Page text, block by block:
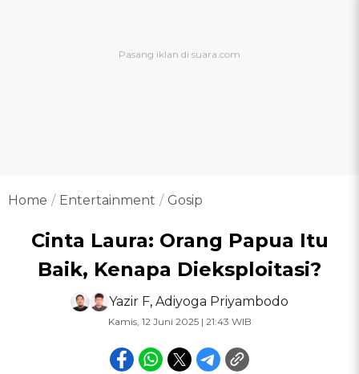
Home Entertainment Gosip
Cinta Laura: Orang Papua Itu
Baik, Kenapa Dieksploitasi?
Yazir F, Adiyoga Priyambodo
Kamis, 12 Juni 2025 | 21:43 WIB